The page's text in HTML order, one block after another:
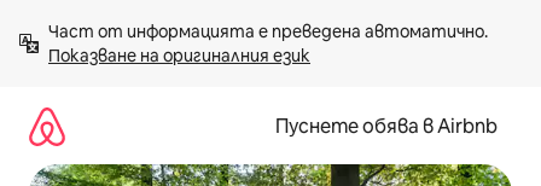
към
съдържанието
Показване на оригиналния език
Пуснете обява в Airbnb